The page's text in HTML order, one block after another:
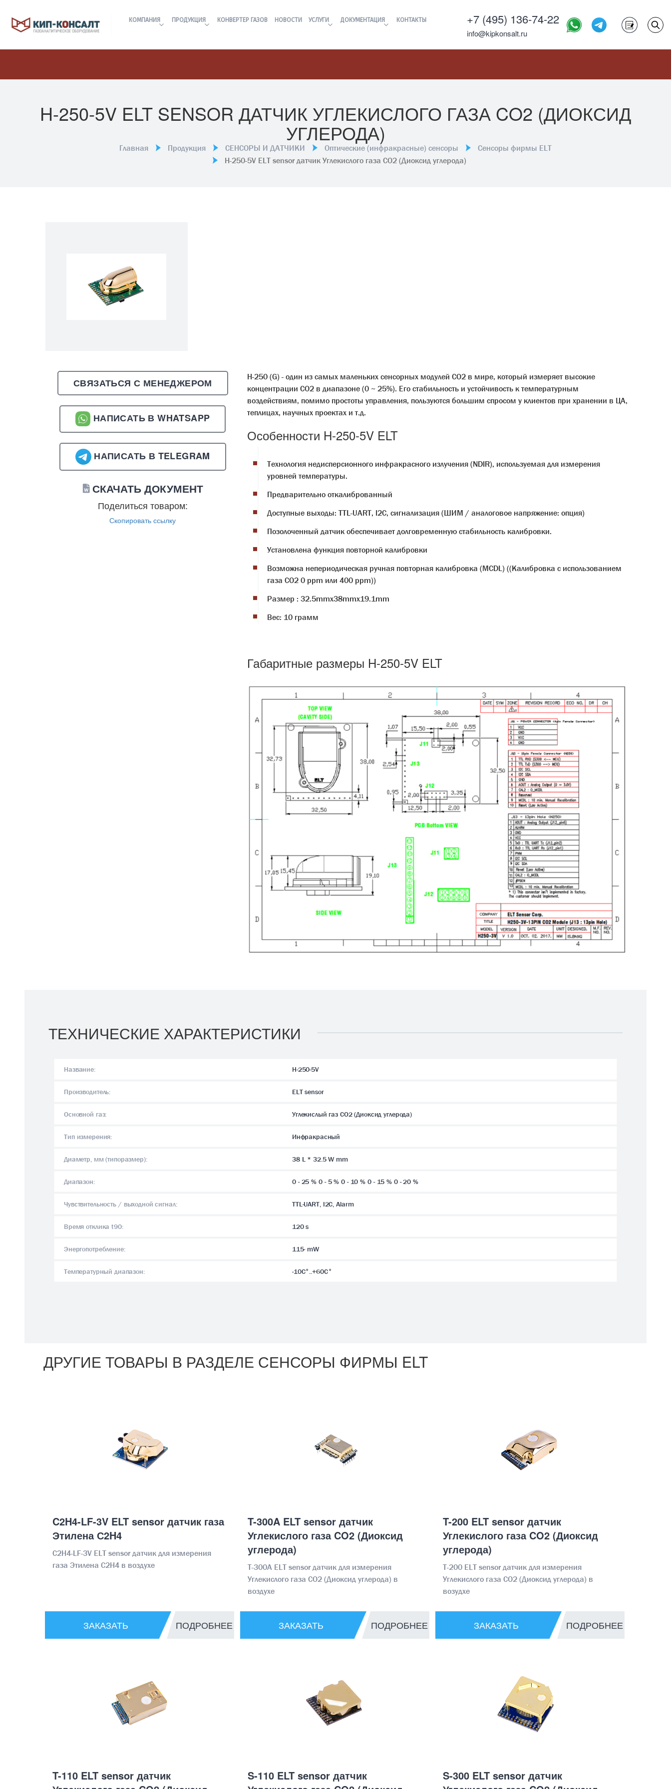
КОМПАНИЯ ПРОДУКЦИЯ КОНВЕРТЕР ГАЗОВ НОВОСТИ УСЛУГИ ДОКУМЕНТАЦИЯ КОНТАКТЫ +7 (495) 136-74-22
info@kipkonsalt.ru
H-250-5V ELT SENSOR ДАТЧИК УГЛЕКИСЛОГО ГАЗА CO2 (ДИОКСИД
УГЛЕРОДА)
Главная Продукция СЕНСОРЫ И ДАТЧИКИ Оптические (инфракрасные) сенсоры
Сенсоры фирмы ELT
H-250-5V ELT sensor датчик Углекислого газа CO2 (Диоксид углерода)
СВЯЗАТЬСЯ С МЕНЕДЖЕРОМ
НАПИСАТЬ В WHATSAPP
НАПИСАТЬ В TELEGRAM
СКАЧАТЬ ДОКУМЕНТ
Поделиться товаром:
Скопировать ссылку
H-250 (G) - один из самых маленьких сенсорных модулей CO2 в мире, который измеряет высокие
концентрации CO2 в диапазоне (0 ~ 25%). Его стабильность и устойчивость к температурным
воздействиям, помимо простоты управления, пользуются большим спросом у клиентов при хранении в ЦА,
теплицах, научных проектах и т.д.
Особенности H-250-5V ELT
Технология недисперсионного инфракрасного излучения (NDIR), используемая для измерения
уровней температуры.
Предварительно откалиброванный
Доступные выходы: TTL-UART, I2C, сигнализация (ШИМ / аналоговое напряжение: опция)
Позолоченный датчик обеспечивает долговременную стабильность калибровки.
Установлена функция повторной калибровки
Возможна непериодическая ручная повторная калибровка (MCDL) ((Калибровка с использованием
газа CO2 0 ppm или 400 ppm))
Размер : 32.5mmx38mmx19.1mm
Вес: 10 грамм
Габаритные размеры H-250-5V ELT
ТЕХНИЧЕСКИЕ ХАРАКТЕРИСТИКИ
Название: H-250-5V
Производитель: ELT sensor
Основной газ: Углекислый газ CO2 (Диоксид углерода)
Тип измерения: Инфракрасный
Диаметр, мм (типоразмер): 38 L * 32.5 W mm
Диапазон: 0 - 25 % 0 - 5 % 0 - 10 % 0 - 15 % 0 - 20 %
Чувствительность / выходной сигнал: TTL-UART, I2C, Alarm
Время отклика t90: 120 s
Энергопотребление: 115- mW
Температурный диапазон: -10C°..+60C°
ДРУГИЕ ТОВАРЫ В РАЗДЕЛЕ СЕНСОРЫ ФИРМЫ ELT
C2H4-LF-3V ELT sensor датчик газа
Этилена С2H4
C2H4-LF-3V ELT sensor датчик для измерения
газа Этилена С2H4 в воздухе
ЗАКАЗАТЬ ПОДРОБНЕЕ
T-300A ELT sensor датчик
Углекислого газа CO2 (Диоксид
углерода)
T-300A ELT sensor датчик для измерения
Углекислого газа CO2 (Диоксид углерода) в
воздухе
ЗАКАЗАТЬ ПОДРОБНЕЕ
T-200 ELT sensor датчик
Углекислого газа CO2 (Диоксид
углерода)
T-200 ELT sensor датчик для измерения
Углекислого газа CO2 (Диоксид углерода) в
возудхе
ЗАКАЗАТЬ ПОДРОБНЕЕ
T-110 ELT sensor датчик
S-110 ELT sensor датчик
S-300 ELT sensor датчик